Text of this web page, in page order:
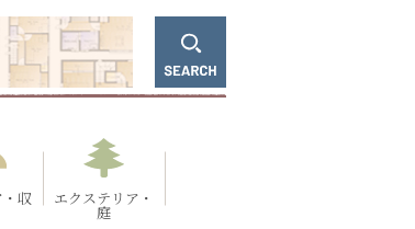
収 エクステリア・
庭